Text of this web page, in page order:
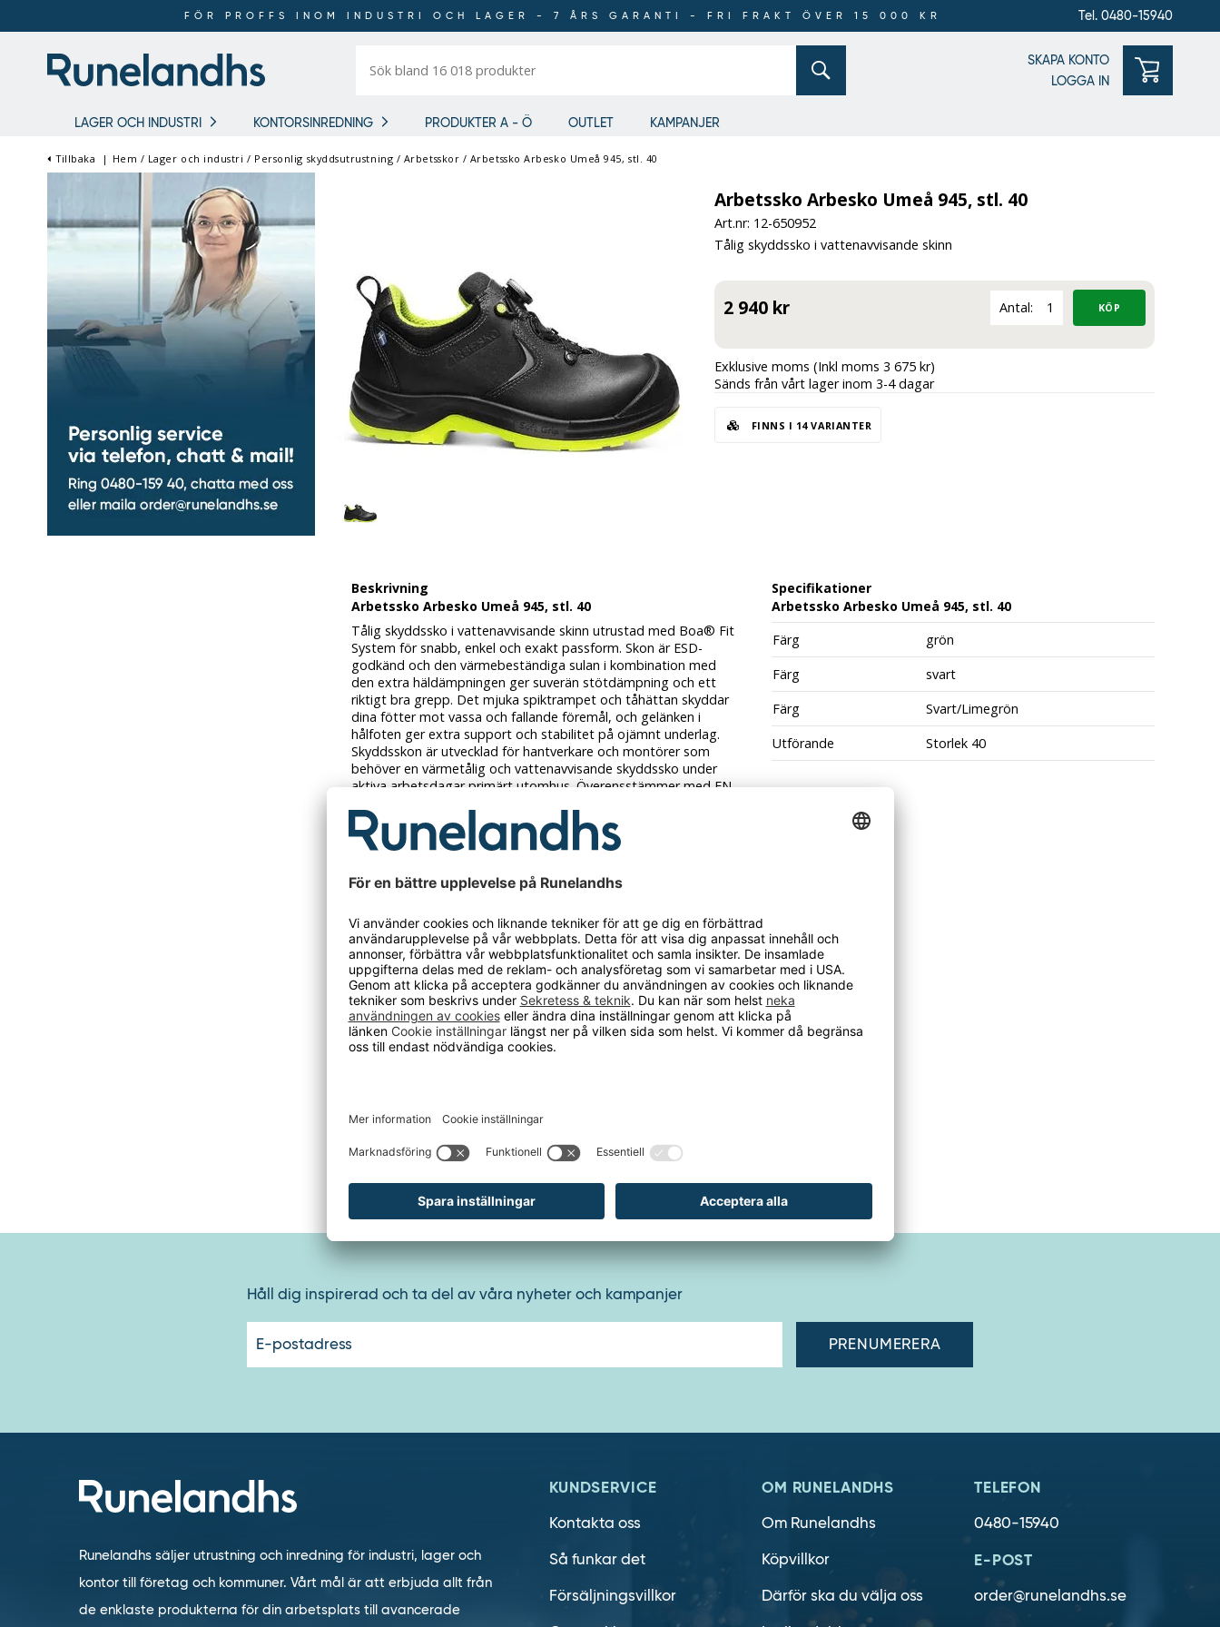
FÖR PROFFS INOM INDUSTRI OCH LAGER - 7 ÅRS GARANTI - FRI FRAKT ÖVER 15 000 KR Tel. 0480-15940
bland
SKAPA KONTO
LOGGA IN
LAGER OCH INDUSTRI KONTORSINREDNING PRODUKTER A - Ö OUTLET KAMPANJER
FÖR PROFFS INOM
INDUSTRI OCH LAGER
Tillbaka | Hem / Lager och industri / Personlig skyddsutrustning / Arbetsskor / Arbetssko Arbesko Umeå 945, stl. 40
Arbetssko Arbesko Umeå 945, stl. 40
Art.nr: 12-650952
Tålig skyddssko i vattenavvisande skinn
2 940 kr Antal:
Exklusive moms (Inkl moms 3 675 kr)
Sänds från vårt lager inom 3-4 dagar
FINNS I 14 VARIANTER
Beskrivning
Arbetssko Arbesko Umeå 945, stl. 40
Tålig skyddssko i vattenavvisande skinn utrustad med Boa® Fit
System för snabb, enkel och exakt passform. Skon är ESD-
godkänd och den värmebeständiga sulan i kombination med
den extra häldämpningen ger suverän stötdämpning och ett
riktigt bra grepp. Det mjuka spiktrampet och tåhättan skyddar
dina fötter mot vassa och fallande föremål, och gelänken i
hålfoten ger extra support och stabilitet på ojämnt underlag.
Skyddsskon är utvecklad för hantverkare och montörer som
behöver en värmetålig och vattenavvisande skyddssko under
aktiva arbetsdagar primärt utomhus. Överensstämmer med EN
Arbetsmiljö: Service, Bygg, Lätt industri
Skyddsklass: EN ISO 20345:2011, S3, HRO, SRC
Tåhätta: Lätt aluminiumtåhätta.
Spiktrampskydd: Mjukt metallfritt spiktramp i textil
väta upptill 8 timmar. Slitstarkt tåskydd och extra stabilt
hälgrepp.
Foder: I luftig mesh och snabbtorkande Cambrelle® i hälen.
Innersula: Formpressad bindsula för stabilitet baktill och
flexibilitet framtill. Utrustad med en inläggssula i PU-skum,
mjukt metallfritt spiktrampskydd och gelänk i hålfoten för extra
stöd och stabilitet.
Mellansula: I mjukt PU-material med extra häldämpning för
mot underlaget och effektiv stötupptagning med behaglig
Stängning: Boa® Fit System
Passform: Mycket rymlig
Specifikationer
Arbetssko Arbesko Umeå 945, stl. 40
Färg
grön
Färg
svart
Färg
Svart/Limegrön
Utförande
Storlek 40
Håll dig inspirerad och ta del av våra nyheter och kampanjer
postadress"
Runelandhs säljer utrustning och inredning för industri, lager och
kontor till företag och kommuner. Vårt mål är att erbjuda allt från
de enklaste produkterna för din arbetsplats till avancerade
KUNDSERVICE
Kontakta oss
Så funkar det
Försäljningsvillkor
OM RUNELANDHS
Om Runelandhs
Köpvillkor
Därför ska du välja oss
TELEFON
0480-15940
E-POST
order@runelandhs.se